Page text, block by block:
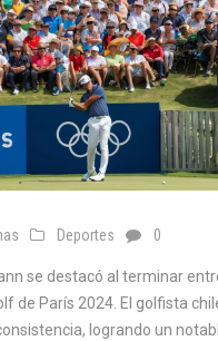
Deportes 0
se destacó al terminar
de París 2024. El golfista
logrando un